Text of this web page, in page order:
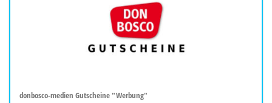
donbosco-medien Gutscheine "Werbung"